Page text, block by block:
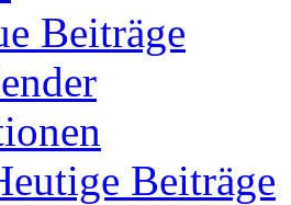
Beiträge
Beiträge